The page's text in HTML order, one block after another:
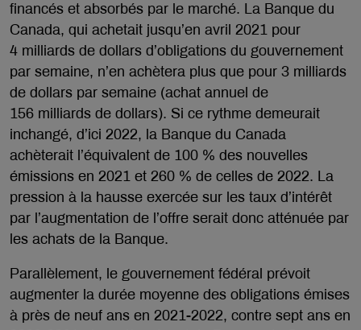
financés et absorbés par le marché. La Banque du
Canada, qui achetait jusqu’en avril 2021 pour
4 milliards de dollars d’obligations du gouvernement
par semaine, n’en achètera plus que pour 3 milliards
de dollars par semaine (achat annuel de
156 milliards de dollars). Si ce rythme demeurait
inchangé, d’ici 2022, la Banque du Canada
achèterait l’équivalent de 100 % des nouvelles
émissions en 2021 et 260 % de celles de 2022. La
pression à la hausse exercée sur les taux d’intérêt
par l’augmentation de l’offre serait donc atténuée par
les achats de la Banque.
Parallèlement, le gouvernement fédéral prévoit
augmenter la durée moyenne des obligations émises
à près de neuf ans en 2021-2022, contre sept ans en